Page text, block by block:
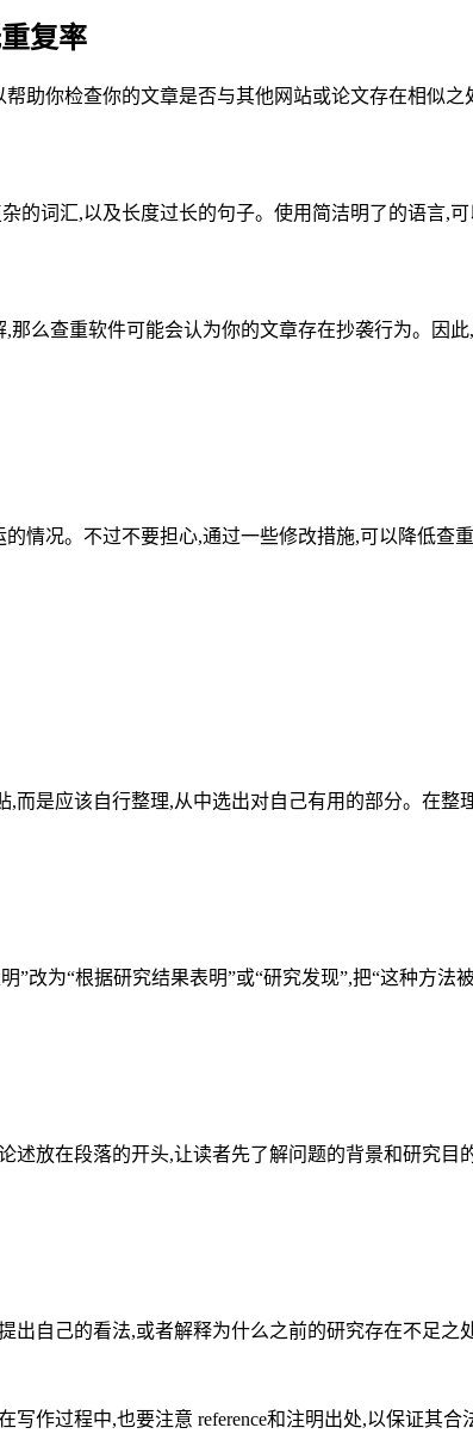
复率
助你检查你的文章是否与其他网站或论文存在相似
的词汇,以及长度过长的句子。使用简洁明了的语言,
么查重软件可能会认为你的文章存在抄袭行为。因
情况。不过不要担心,通过一些修改措施,可以降低查
是应该自行整理,从中选出对自己有用的部分。在整
改为“根据研究结果表明”或“研究发现”,把“这种方法
放在段落的开头,让读者先了解问题的背景和研究目
自己的看法,或者解释为什么之前的研究存在不足之
作过程中,也要注意 reference和注明出处,以保证其合